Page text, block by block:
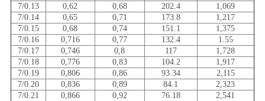
7/0.13
0,62 0,68 202.4
1,069
7/0.14
0,65 0,71 173.8
1,217
7/0.15
0,68 0,74 151.1
1,375
7/0.16
0,716 0,77 132.4
1.55
7/0.17
0,746 0,8 117
1,728
7/0.18
0,776 0,83 104.2
1,917
7/0.19
0,806 0,86 93.34
2,115
7/0.20
0,836 0,89 84.1
2,323
7/0.21
0,866 0,92 76.18
2,541